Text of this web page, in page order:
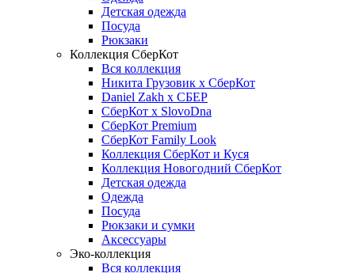
Детская одежда
Посуда
Рюкзаки
Коллекция СберКот
Вся коллекция
Никита Грузовик х СберКот
Daniel Zakh x СБЕР
СберКот x SlovoDna
СберКот Premium
СберКот Family Look
Коллекция СберКот и Куся
Коллекция Новогодний СберКот
Детская одежда
Одежда
Посуда
Рюкзаки и сумки
Аксессуары
Эко-коллекция
Вся коллекция